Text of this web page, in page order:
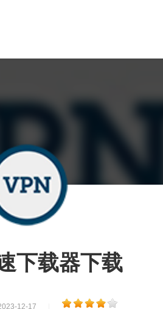
下载器下载
12-17